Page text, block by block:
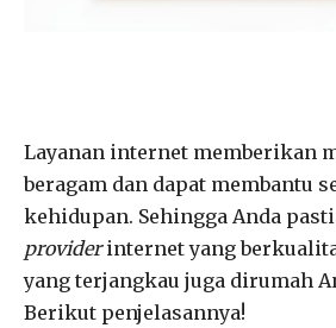
Layanan internet memberikan
beragam dan dapat membantu
kehidupan. Sehingga Anda
providerinternet yang
yang terjangkau juga dirumah
Berikut penjelasannya!